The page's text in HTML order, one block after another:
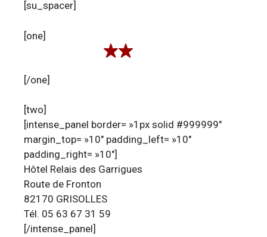
[su_spacer]
[one]
[/one]
[two]
[intense_panel border= »1px solid #999999″
margin_top= »10″ padding_left= »10″
padding_right= »10″]
Hôtel Relais des Garrigues
Route de Fronton
82170 GRISOLLES
Tél. 05 63 67 31 59
[/intense_panel]